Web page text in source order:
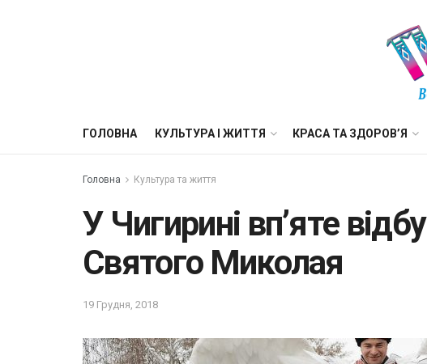
ГОЛОВНА КУЛЬТУРА І ЖИТТЯ КРАСА ТА ЗДОРОВ’Я
Головна Культура та життя
У Чигирині вп’яте
Святого Миколая
19 Грудня, 2018